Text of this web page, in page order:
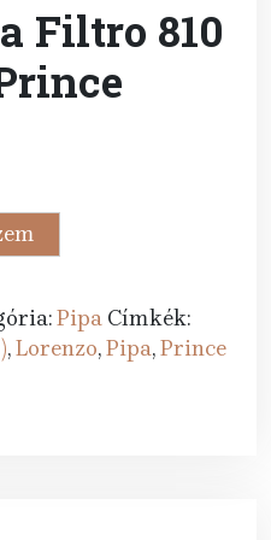
Filtro 810
Pipa Címkék:
,Lorenzo,Pipa,Prince